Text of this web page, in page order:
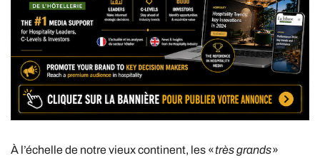
À l’échelle de notre vieux continent, les «très grands»